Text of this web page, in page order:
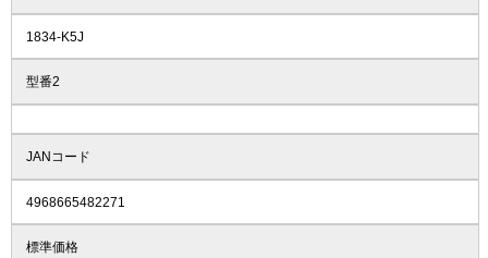
1834-K5J
型番2
JANコード
4968665482271
標準価格